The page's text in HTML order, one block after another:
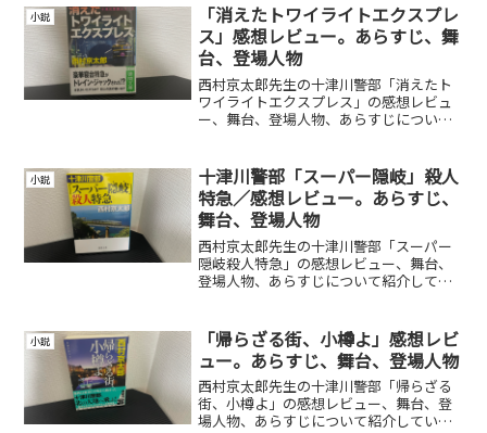
小説
「消えたトワイライトエクスプレ
ス」感想レビュー。あらすじ、舞
台、登場人物
西村京太郎先生の十津川警部「消えたト
ワイライトエクスプレス」の感想レビュ
ー、舞台、登場人物、あらすじについて
小説
十津川警部「スーパー隠岐」殺人
特急／感想レビュー。あらすじ、
舞台、登場人物
西村京太郎先生の十津川警部「スーパー
隠岐殺人特急」の感想レビュー、舞台、
登場人物、あらすじについて紹介してい
小説
「帰らざる街、小樽よ」感想レビ
ュー。あらすじ、舞台、登場人物
西村京太郎先生の十津川警部「帰らざる
街、小樽よ」の感想レビュー、舞台、登
場人物、あらすじについて紹介していま